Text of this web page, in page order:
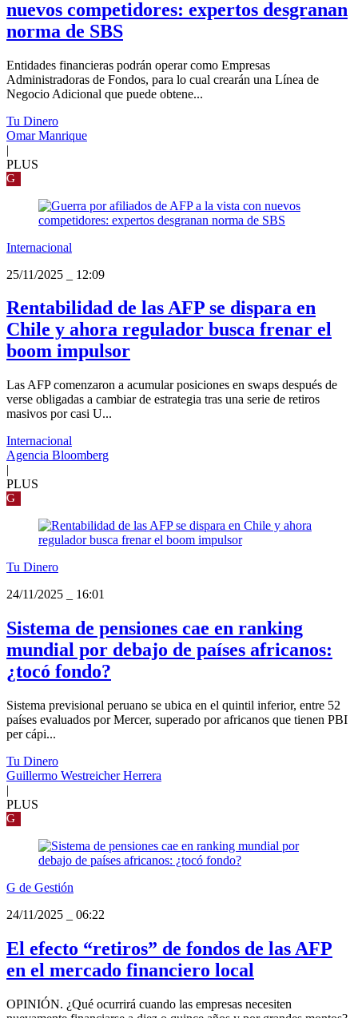
nuevos competidores: expertos desgranan
norma de SBS
Entidades financieras podrán operar como Empresas
Administradoras de Fondos, para lo cual crearán una Línea de
Negocio Adicional que puede obtene...
Tu Dinero
Omar Manrique
|
PLUS
G
Internacional
25/11/2025
12:09
Rentabilidad de las AFP se dispara en
Chile y ahora regulador busca frenar el
boom impulsor
Las AFP comenzaron a acumular posiciones en swaps después de
verse obligadas a cambiar de estrategia tras una serie de retiros
masivos por casi U...
Internacional
Agencia Bloomberg
|
PLUS
G
Tu Dinero
24/11/2025
16:01
Sistema de pensiones cae en ranking
mundial por debajo de países africanos:
¿tocó fondo?
Sistema previsional peruano se ubica en el quintil inferior, entre 52
países evaluados por Mercer, superado por africanos que tienen PBI
per cápi...
Tu Dinero
Guillermo Westreicher Herrera
|
PLUS
G
G de Gestión
24/11/2025
06:22
El efecto “retiros” de fondos de las AFP
en el mercado financiero local
OPINIÓN. ¿Qué ocurrirá cuando las empresas necesiten